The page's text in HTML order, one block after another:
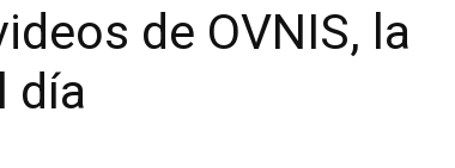
de OVNIS, la
día